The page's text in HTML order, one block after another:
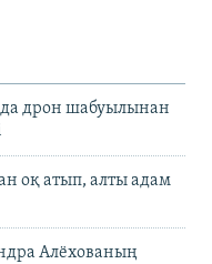
дрон шабуылынан
оқ атып, алты адам
Алёхованың